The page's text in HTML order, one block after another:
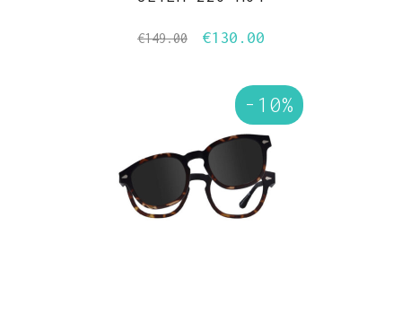
€149.00
Il
originale
€149.00.
€130.00
attuale
è:
€130.00.
-10%